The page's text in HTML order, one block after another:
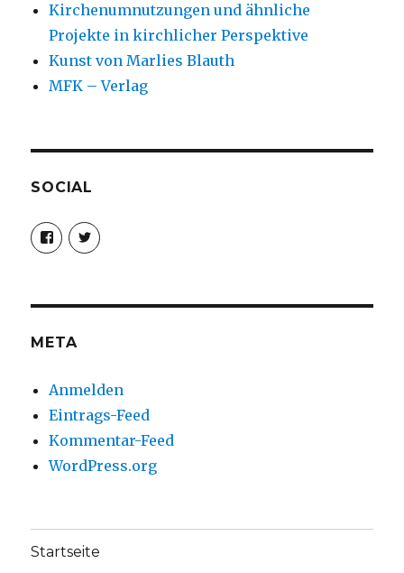
Kirchenumnutzungen und ähnliche
Projekte in kirchlicher Perspektive
Kunst von Marlies Blauth
MFK – Verlag
SOCIAL
Profil
von
christoph.fleischer1
anzeigen
Profil
von
anzeigen
META
Anmelden
Eintrags-Feed
Kommentar-Feed
WordPress.org
Startseite